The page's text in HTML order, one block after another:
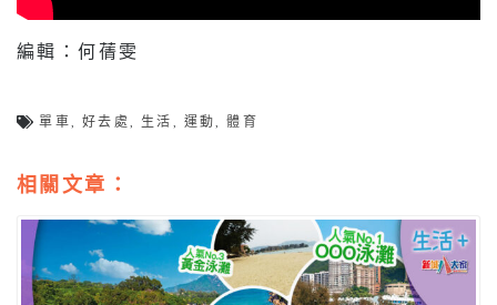
編輯：何蒨雯
單車,好去處, 生活 , 運動,體育
相關文章：